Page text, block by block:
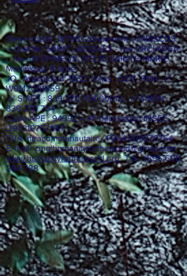
Siège social : N°100 Lotissement « HIBISCUS
», quartier SAINT-JACQUES - rue ORCHIDEA
- lieu-dit EPINEUX, 97230 SAINTE-MARIE.
Martinique. France
JO : Annonce n° 1832, n°Ass : 0017, RNA : n°
W9M2001659
n° SIRET :839 370 764 00012- n° SIREN :
839 370 764
Code APE : 9499Z – N° déclaration INSEE :
D97316767067
TVA intracommunautaire : FR64839370764
E-mail :ong.humanityfortheworld@gmail.com
www.humanityfortheworld.orgTel : +596 696
284 788